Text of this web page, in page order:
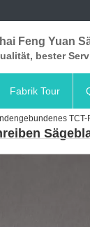
Feng Yuan
bester
Fabrik Tour